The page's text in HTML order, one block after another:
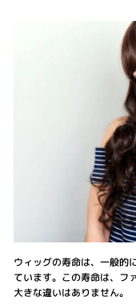
ウィッグの寿命は、一般的
ています。この寿命は、フ
大きな違いはありません。